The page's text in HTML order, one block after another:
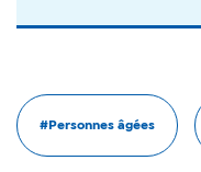
#Personnes âgées